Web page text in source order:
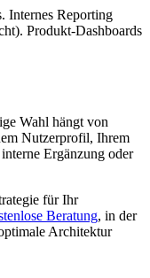
Internes Reporting
Produkt-Dashboards
Wahl hängt von
Nutzerprofil, Ihrem
Ergänzung oder
für Ihr
Beratung, in der
Architektur